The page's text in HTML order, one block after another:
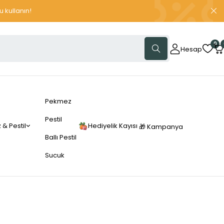
kullanın!
Hesap
0
Pestil
Pekmez
Pestil
Ballı Pestil
Sucuk
Hediyelik Kayısı 🎁 Kampanya